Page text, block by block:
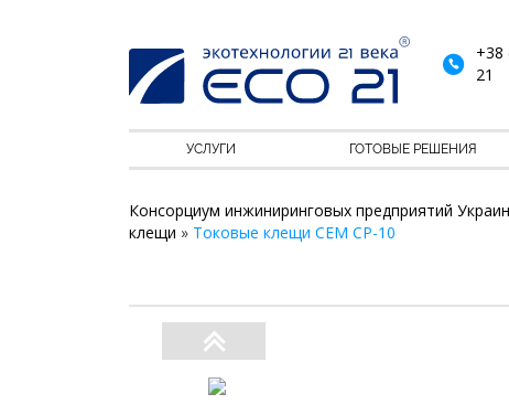
+38
21
УСЛУГИ ГОТОВЫЕ РЕШЕНИЯ
Консорциум инжиниринговых предприятий
клещи » Токовые клещи CEM CP-10